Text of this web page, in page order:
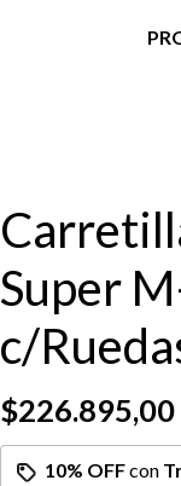
Super
c/
$226.895,00
10% OFFcon